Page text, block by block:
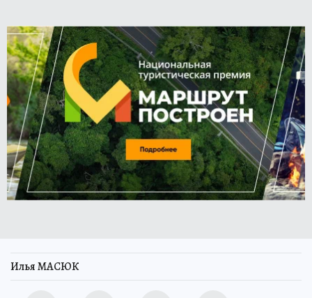
Илья МАСЮК